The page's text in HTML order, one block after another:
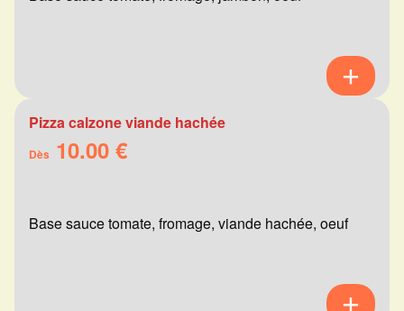
Pizza calzone viande hachée
Dès 10.00 €
Base sauce tomate, fromage, viande hachée, oeuf